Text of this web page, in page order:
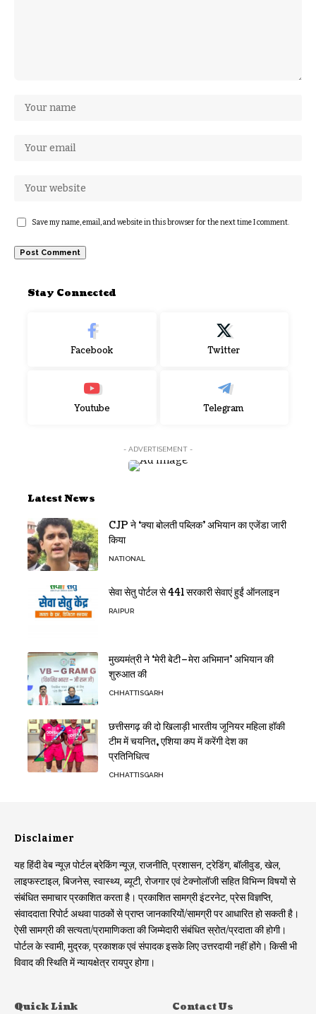
Save my name, email, and website in this browser for the next time I comment.
Stay Connected
Facebook Twitter
Youtube Telegram
- ADVERTISEMENT -
Latest News
CJP ने ‘क्या बोलती पब्लिक’ अभियान का एजेंडा जारी
किया
NATIONAL
सेवा सेतु पोर्टल से 441 सरकारी सेवाएं हुईं ऑनलाइन
RAIPUR
मुख्यमंत्री ने ‘मेरी बेटी–मेरा अभिमान’ अभियान की
शुरुआत की
CHHATTISGARH
छत्तीसगढ़ की दो खिलाड़ी भारतीय जूनियर महिला हॉकी
टीम में चयनित, एशिया कप में करेंगी देश का
प्रतिनिधित्व
CHHATTISGARH
Disclaimer
यह हिंदी वेब न्यूज़ पोर्टल ब्रेकिंग न्यूज़, राजनीति, प्रशासन, ट्रेडिंग, बॉलीवुड, खेल,
लाइफस्टाइल, बिजनेस, स्वास्थ्य, ब्यूटी, रोजगार एवं टेक्नोलॉजी सहित विभिन्न विषयों से
संबंधित समाचार प्रकाशित करता है। प्रकाशित सामग्री इंटरनेट, प्रेस विज्ञप्ति,
संवाददाता रिपोर्ट अथवा पाठकों से प्राप्त जानकारियों/सामग्री पर आधारित हो सकती है।
ऐसी सामग्री की सत्यता/प्रामाणिकता की जिम्मेदारी संबंधित स्रोत/प्रदाता की होगी।
पोर्टल के स्वामी, मुद्रक, प्रकाशक एवं संपादक इसके लिए उत्तरदायी नहीं होंगे। किसी भी
विवाद की स्थिति में न्यायक्षेत्र रायपुर होगा।
Quick Link Contact Us